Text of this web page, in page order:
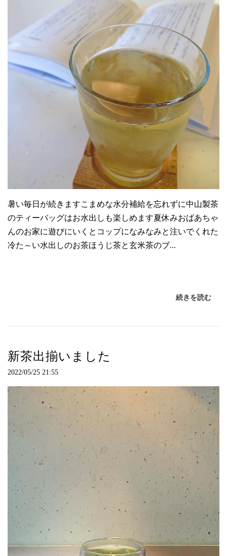
暑い毎日が続きますこまめな水分補給を忘れずに中山製茶
のティーバッグはお水出しも楽しめます夏休みおばあちゃ
んのお家に遊びにいくとコップになみなみと注いでくれた
冷た～い水出しのお茶ほうじ茶と玄米茶のブ...
続きを読む
新茶出揃いました
2022/05/25 21:55